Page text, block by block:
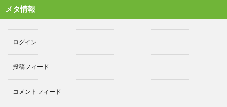
メタ情報
ログイン
投稿フィード
コメントフィード